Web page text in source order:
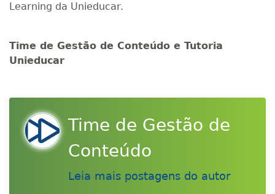
Learning da Unieducar.
Time de Gestão de Conteúdo e Tutoria
Unieducar
Time de Gestão de
Conteúdo
Leia mais postagens do autor